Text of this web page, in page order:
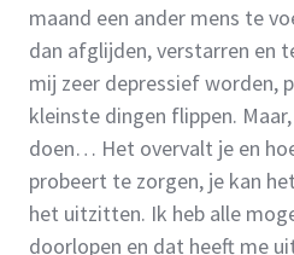
maand een ander mens te
dan afglijden, verstarren en
mij zeer depressief worden,
kleinste dingen flippen.
doen… Het overvalt je en
probeert te zorgen, je kan
het uitzitten. Ik heb alle
doorlopen en dat heeft me